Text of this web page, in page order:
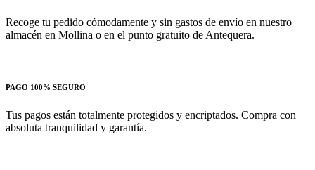
Recoge tu pedido cómodamente y sin gastos de envío en nuestro
almacén en Mollina o en el punto gratuito de Antequera.
PAGO 100% SEGURO
Tus pagos están totalmente protegidos y encriptados. Compra con
absoluta tranquilidad y garantía.